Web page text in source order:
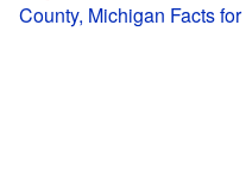
County, Michigan Facts